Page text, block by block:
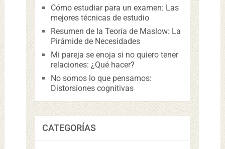
Cómo estudiar para un examen: Las
mejores técnicas de estudio
Resumen de la Teoría de Maslow: La
Pirámide de Necesidades
Mi pareja se enoja si no quiero tener
relaciones: ¿Qué hacer?
No somos lo que pensamos:
Distorsiones cognitivas
CATEGORÍAS